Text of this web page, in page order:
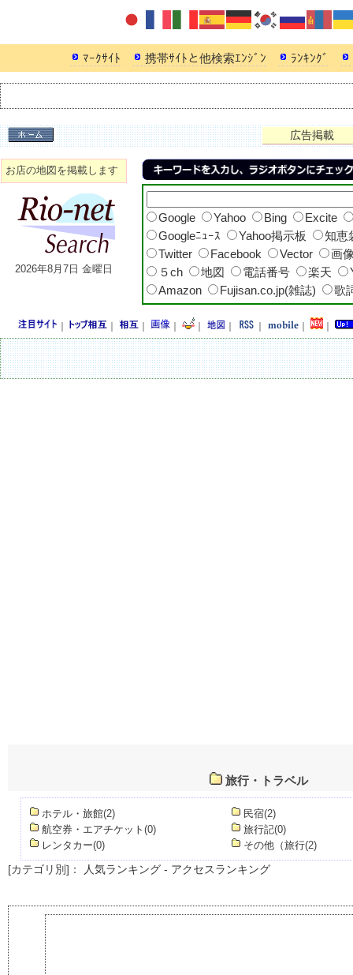
ﾏｰｸｻｲﾄ 携帯ｻｲﾄと他検索ｴﾝｼﾞﾝ ﾗﾝｷﾝｸﾞ
広告掲載
お店の地図を掲載します
2026年8月7日 金曜日
Google Yahoo Bing
Excite
Googleﾆｭｰｽ
Yahoo掲示板
知恵
Twitter
Facebook Vector
画
５ch
地図 電話番号 楽天
Amazon
Fujisan.co.jp(雑誌) 歌
｜ ｜ ｜ ｜ ｜ ｜ ｜
旅行・トラベル
ホテル・旅館(2) 民宿(2)
航空券・エアチケット(0) 旅行記(0)
レンタカー(0) その他（旅行(2)
[カテゴリ別]： 人気ランキング - アクセスランキング